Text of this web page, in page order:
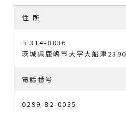
住 所
〒314-0036
茨城県鹿嶋市大字大船津2390
電話番号
0299-82-0035